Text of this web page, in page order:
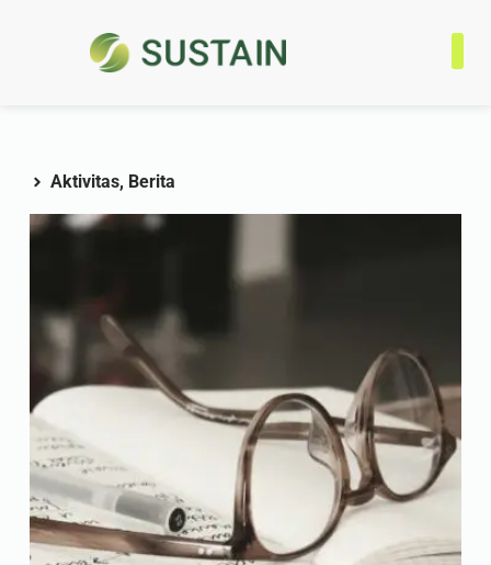
Aktivitas, Berita